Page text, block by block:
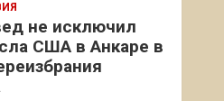
не исключил
США в Анкаре в